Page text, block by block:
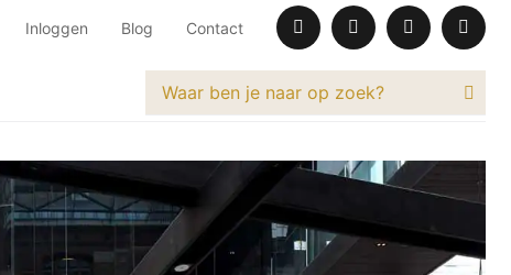
Inloggen Blog Contact